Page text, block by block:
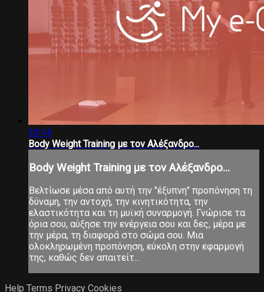
30:14
Body Weight Training με τον Αλέξανδρο...
Body Weight Training με τον Αλέξανδρο...
Βελτίωσε μέσα από αυτή την "έξυπνη" προπόνηση τη
δύναμη, την αντοχή, την κινητικότητα, την
ελαστικότητα και τη μυϊκή συναρμογή. Γνώρισε τα
όρια σου, αύξησε την ενέργεια σου και δες, μέρα με
την μέρα, τη διαφορά στο σώμα σου. Μια
ολοκληρωμένη προπόνηση, εύκολη στην εφαρμογή
της, καθώς δεν απαιτείτ...
Help Terms Privacy Cookies